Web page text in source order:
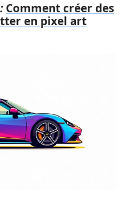
Comment créer des
en pixel art